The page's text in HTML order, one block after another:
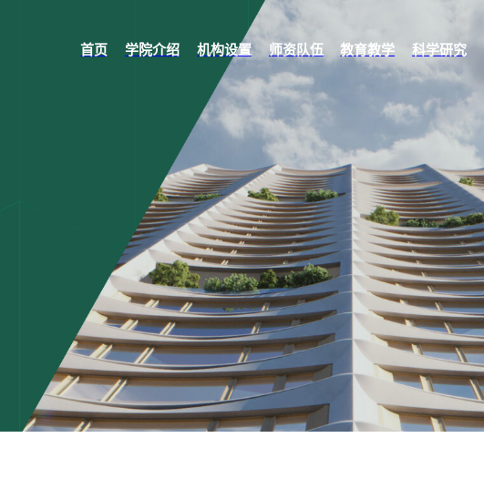
首页 学院介绍 机构设置 师资队伍 教育教学 科学研究